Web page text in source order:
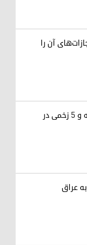
آن را
انفجار در حومه‌ی دمشق؛ یک کشته و ۵ زخمی در